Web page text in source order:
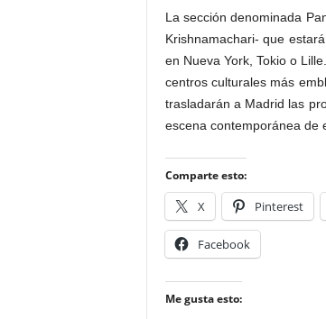
La sección denominada
Krishnamachari- que
en Nueva York, Tokio o
centros culturales más
trasladarán a Madrid las
escena contemporánea de
Comparte esto:
X Pinterest
Facebook
Me gusta esto: